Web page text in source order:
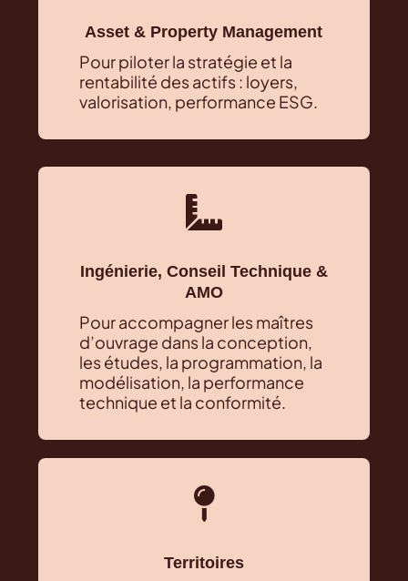
Asset & Property Management
Pour piloter la stratégie et la
rentabilité des actifs : loyers,
valorisation, performance ESG.

Ingénierie, Conseil Technique &
AMO
Pour accompagner les maîtres
d’ouvrage dans la conception,
les études, la programmation, la
modélisation, la performance
technique et la conformité.

Territoires